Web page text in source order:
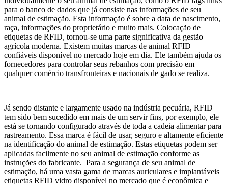
para o banco de dados que já consiste nas informações de seu
animal de estimação. Esta informação é sobre a data de nascimento,
raça, informações do proprietário e muito mais. Colocação de
etiquetas de RFID, tornou-se uma parte significativa da gestão
agrícola moderna. Existem muitas marcas de animal RFID
confiáveis disponível no mercado hoje em dia. Ele também ajuda os
fornecedores para controlar seus rebanhos com precisão em
qualquer comércio transfronteiras e nacionais de gado se realiza.
Já sendo distante e largamente usado na indústria pecuária, RFID
tem sido bem sucedido em mais de um servir fins, por exemplo, ele
está se tornando configurado através de toda a cadeia alimentar para
rastreamento. Essa marca é fácil de usar, seguro e altamente eficiente
na identificação do animal de estimação. Estas etiquetas podem ser
aplicadas facilmente no seu animal de estimação conforme as
instruções do fabricante. Para a segurança de seu animal de
estimação, há uma vasta gama de marcas auriculares e implantáveis
etiquetas RFID vidro disponível no mercado que é econômica e